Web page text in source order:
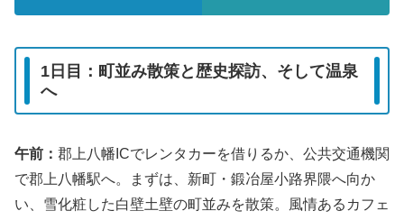
1日目：町並み散策と歴史探訪、そして温泉
へ
午前： 郡上八幡ICでレンタカーを借りるか、公共交通機関
で郡上八幡駅へ。まずは、新町・鍛冶屋小路界隈へ向か
い、雪化粧した白壁土壁の町並みを散策。風情あるカフェ